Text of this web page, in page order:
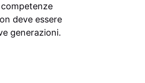
deve essere
generazioni.